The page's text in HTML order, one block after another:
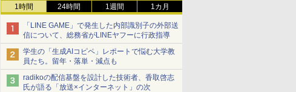
1時間 24時間 1週間 1カ月
「LINE GAME」で発生した内部識別子の外部送
信について、総務省がLINEヤフーに行政指導
学生の「生成AIコピペ」レポートで悩む大学教
員たち。留年・落単・減点も
radikoの配信基盤を設計した技術者、香取啓志
氏が語る「放送×インターネット」の次